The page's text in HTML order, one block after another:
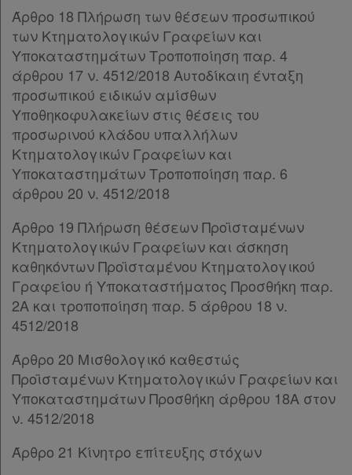
Εταιρεία
Επικοινωνία
Όροι
χρήσης
Πολιτική
απορρήτου
και
cookies
Απόκτηση
Συνδρομής
Ατομική
Άρθρο 18 Πλήρωση των θέσεων προσωπικού
των Κτηματολογικών Γραφείων και
Υποκαταστημάτων Τροποποίηση παρ. 4
άρθρου 17 ν. 4512/2018 Αυτοδίκαιη ένταξη
προσωπικού ειδικών αμίσθων
Υποθηκοφυλακείων στις θέσεις του
προσωρινού κλάδου υπαλλήλων
Κτηματολογικών Γραφείων και
Υποκαταστημάτων Τροποποίηση παρ. 6
άρθρου 20 ν. 4512/2018
Άρθρο 19 Πλήρωση θέσεων Προϊσταμένων
Κτηματολογικών Γραφείων και άσκηση
καθηκόντων Προϊσταμένου Κτηματολογικού
Γραφείου ή Υποκαταστήματος Προσθήκη παρ.
2Α και τροποποίηση παρ. 5 άρθρου 18 ν.
4512/2018
Άρθρο 20 Μισθολογικό καθεστώς
Προϊσταμένων Κτηματολογικών Γραφείων και
Υποκαταστημάτων Προσθήκη άρθρου 18Α στον
ν. 4512/2018
Άρθρο 21 Κίνητρο επίτευξης στόχων